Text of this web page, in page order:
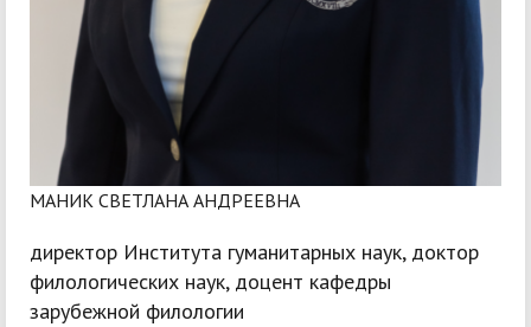
МАНИК СВЕТЛАНА АНДРЕЕВНА
директор Института гуманитарных наук, доктор
филологических наук, доцент кафедры
зарубежной филологии